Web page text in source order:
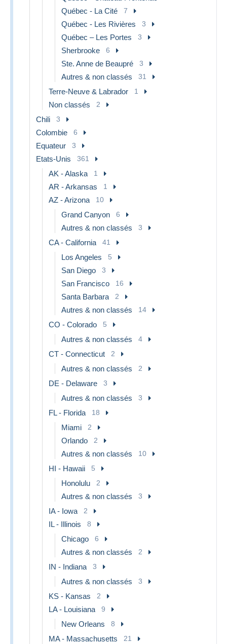
Québec - La Cité 7
Québec - Les Rivières 3
Québec – Les Portes 3
Sherbrooke 6
Ste. Anne de Beaupré 3
Autres & non classés 31
Terre-Neuve & Labrador 1
Non classés 2
Chili 3
Colombie 6
Equateur 3
Etats-Unis 361
AK - Alaska 1
AR - Arkansas 1
AZ - Arizona 10
Grand Canyon 6
Autres & non classés 3
CA - California 41
Los Angeles 5
San Diego 3
San Francisco 16
Santa Barbara 2
Autres & non classés 14
CO - Colorado 5
Autres & non classés 4
CT - Connecticut 2
Autres & non classés 2
DE - Delaware 3
Autres & non classés 3
FL - Florida 18
Miami 2
Orlando 2
Autres & non classés 10
HI - Hawaii 5
Honolulu 2
Autres & non classés 3
IA - Iowa 2
IL - Illinois 8
Chicago 6
Autres & non classés 2
IN - Indiana 3
Autres & non classés 3
KS - Kansas 2
LA - Louisiana 9
New Orleans 8
MA - Massachusetts 21